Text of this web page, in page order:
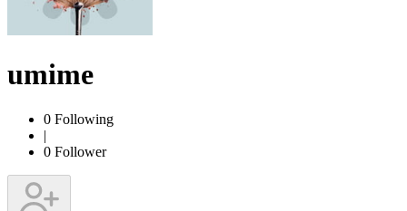
umime
0 Following
|
0 Follower